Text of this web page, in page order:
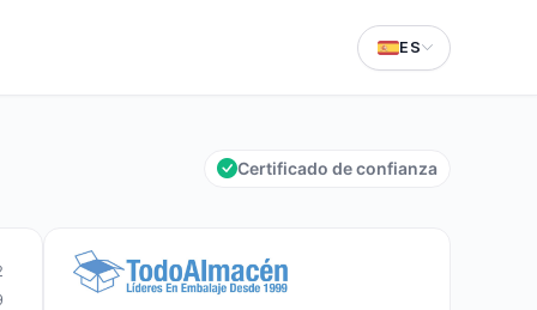
ES
Certificado de confianza